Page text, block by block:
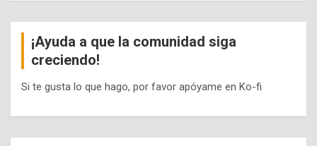
¡Ayuda a que la comunidad siga
creciendo!
Si te gusta lo que hago, por favor apóyame en Ko-fi